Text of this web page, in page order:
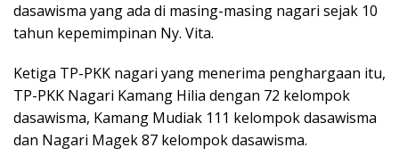
dasawisma yang ada di masing-masing nagari sejak 10
tahun kepemimpinan Ny. Vita.
Ketiga TP-PKK nagari yang menerima penghargaan itu,
TP-PKK Nagari Kamang Hilia dengan 72 kelompok
dasawisma, Kamang Mudiak 111 kelompok dasawisma
dan Nagari Magek 87 kelompok dasawisma.